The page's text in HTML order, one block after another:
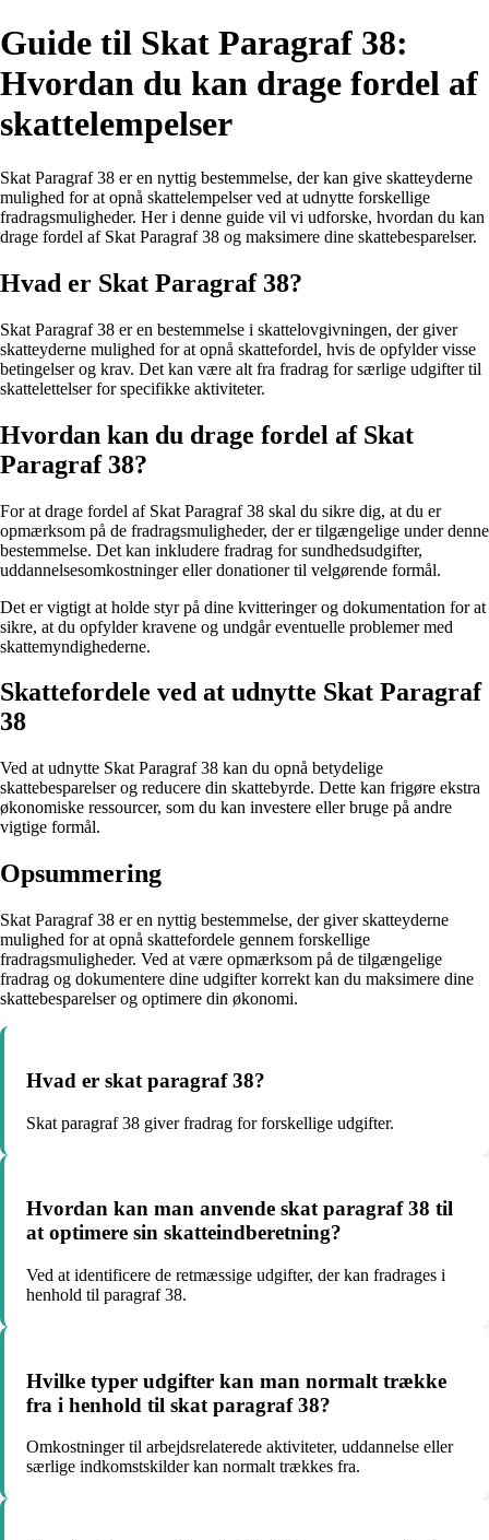
Guide til Skat Paragraf 38:
Hvordan du kan drage fordel af
skattelempelser
Skat Paragraf 38 er en nyttig bestemmelse, der kan give skatteyderne
mulighed for at opnå skattelempelser ved at udnytte forskellige
fradragsmuligheder. Her i denne guide vil vi udforske, hvordan du kan
drage fordel af Skat Paragraf 38 og maksimere dine skattebesparelser.
Hvad er Skat Paragraf 38?
Skat Paragraf 38 er en bestemmelse i skattelovgivningen, der giver
skatteyderne mulighed for at opnå skattefordel, hvis de opfylder visse
betingelser og krav. Det kan være alt fra fradrag for særlige udgifter til
skattelettelser for specifikke aktiviteter.
Hvordan kan du drage fordel af Skat
Paragraf 38?
For at drage fordel af Skat Paragraf 38 skal du sikre dig, at du er
opmærksom på de fradragsmuligheder, der er tilgængelige under denne
bestemmelse. Det kan inkludere fradrag for sundhedsudgifter,
uddannelsesomkostninger eller donationer til velgørende formål.
Det er vigtigt at holde styr på dine kvitteringer og dokumentation for at
sikre, at du opfylder kravene og undgår eventuelle problemer med
skattemyndighederne.
Skattefordele ved at udnytte Skat Paragraf
38
Ved at udnytte Skat Paragraf 38 kan du opnå betydelige
skattebesparelser og reducere din skattebyrde. Dette kan frigøre ekstra
økonomiske ressourcer, som du kan investere eller bruge på andre
vigtige formål.
Opsummering
Skat Paragraf 38 er en nyttig bestemmelse, der giver skatteyderne
mulighed for at opnå skattefordele gennem forskellige
fradragsmuligheder. Ved at være opmærksom på de tilgængelige
fradrag og dokumentere dine udgifter korrekt kan du maksimere dine
skattebesparelser og optimere din økonomi.
Hvad er skat paragraf 38?
Skat paragraf 38 giver fradrag for forskellige udgifter.
Hvordan kan man anvende skat paragraf 38 til
at optimere sin skatteindberetning?
Ved at identificere de retmæssige udgifter, der kan fradrages i
henhold til paragraf 38.
Hvilke typer udgifter kan man normalt trække
fra i henhold til skat paragraf 38?
Omkostninger til arbejdsrelaterede aktiviteter, uddannelse eller
særlige indkomstskilder kan normalt trækkes fra.